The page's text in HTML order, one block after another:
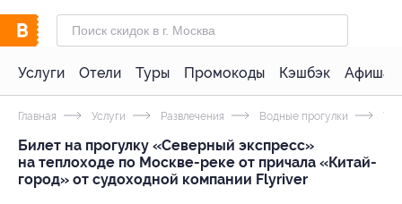
Услуги Отели Туры Промокоды Кэшбэк Афиша
Главная Услуги Развлечения Водные прогулки
Билет на прогулку «Северный экспресс»
на теплоходе по Москве-реке от причала «Китай-
город» от судоходной компании Flyriver